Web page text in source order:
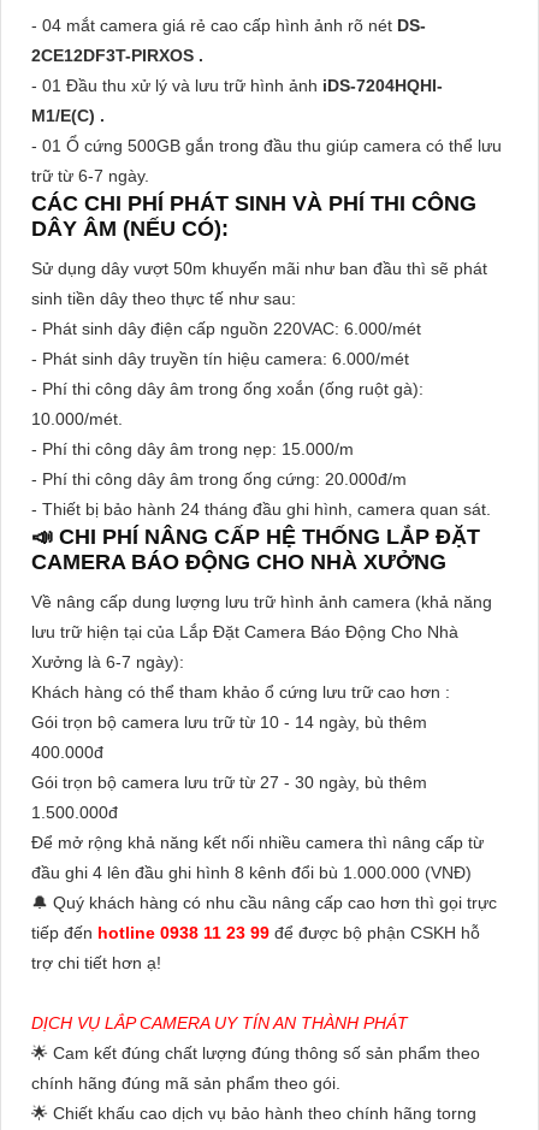
- 04 mắt camera giá rẻ cao cấp hình ảnh rõ nét DS-
2CE12DF3T-PIRXOS .
- 01 Đầu thu xử lý và lưu trữ hình ảnh iDS-7204HQHI-
M1/E(C) .
- 01 Ổ cứng 500GB gắn trong đầu thu giúp camera có thể lưu
trữ từ 6-7 ngày.
CÁC CHI PHÍ PHÁT SINH VÀ PHÍ THI CÔNG
DÂY ÂM (NẾU CÓ):
Sử dụng dây vượt 50m khuyến mãi như ban đầu thì sẽ phát
sinh tiền dây theo thực tế như sau:
- Phát sinh dây điện cấp nguồn 220VAC: 6.000/mét
- Phát sinh dây truyền tín hiệu camera: 6.000/mét
- Phí thi công dây âm trong ống xoắn (ống ruột gà):
10.000/mét.
- Phí thi công dây âm trong nẹp: 15.000/m
- Phí thi công dây âm trong ống cứng: 20.000đ/m
- Thiết bị bảo hành 24 tháng đầu ghi hình, camera quan sát.
📣 CHI PHÍ NÂNG CẤP HỆ THỐNG LẮP ĐẶT
CAMERA BÁO ĐỘNG CHO NHÀ XƯỞNG
Về nâng cấp dung lượng lưu trữ hình ảnh camera (khả năng
lưu trữ hiện tại của Lắp Đặt Camera Báo Động Cho Nhà
Xưởng là 6-7 ngày):
Khách hàng có thể tham khảo ổ cứng lưu trữ cao hơn :
Gói trọn bộ camera lưu trữ từ 10 - 14 ngày, bù thêm
400.000đ
Gói trọn bộ camera lưu trữ từ 27 - 30 ngày, bù thêm
1.500.000đ
Để mở rộng khả năng kết nối nhiều camera thì nâng cấp từ
đầu ghi 4 lên đầu ghi hình 8 kênh đổi bù 1.000.000 (VNĐ)
🔔 Quý khách hàng có nhu cầu nâng cấp cao hơn thì gọi trực
tiếp đến hotline 0938 11 23 99 để được bộ phận CSKH hỗ
trợ chi tiết hơn ạ!
DỊCH VỤ LẮP CAMERA UY TÍN AN THÀNH PHÁT
🌟 Cam kết đúng chất lượng đúng thông số sản phẩm theo
chính hãng đúng mã sản phẩm theo gói.
🌟 Chiết khấu cao dịch vụ bảo hành theo chính hãng torng